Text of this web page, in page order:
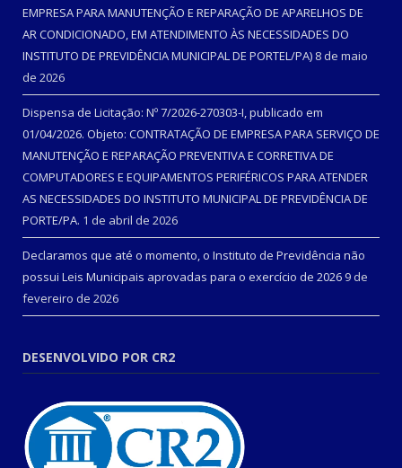
EMPRESA PARA MANUTENÇÃO E REPARAÇÃO DE APARELHOS DE
AR CONDICIONADO, EM ATENDIMENTO ÀS NECESSIDADES DO
INSTITUTO DE PREVIDÊNCIA MUNICIPAL DE PORTEL/PA) 8 de maio
de 2026
Dispensa de Licitação: Nº 7/2026-270303-I, publicado em
01/04/2026. Objeto: CONTRATAÇÃO DE EMPRESA PARA SERVIÇO DE
MANUTENÇÃO E REPARAÇÃO PREVENTIVA E CORRETIVA DE
COMPUTADORES E EQUIPAMENTOS PERIFÉRICOS PARA ATENDER
AS NECESSIDADES DO INSTITUTO MUNICIPAL DE PREVIDÊNCIA DE
PORTE/PA. 1 de abril de 2026
Declaramos que até o momento, o Instituto de Previdência não
possui Leis Municipais aprovadas para o exercício de 2026 9 de
fevereiro de 2026
DESENVOLVIDO POR CR2